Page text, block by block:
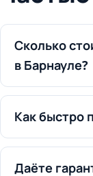
Сколько
в Барнауле?
Как быстро
Даёте